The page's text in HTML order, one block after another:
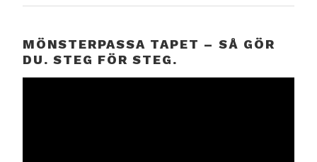
MÖNSTERPASSA TAPET – SÅ GÖR
DU. STEG FÖR STEG.